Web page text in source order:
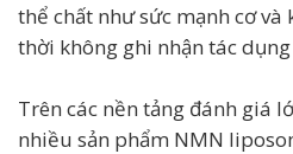
thể chất như sức mạnh cơ và
thời không ghi nhận tác
Trên các nền tảng đánh giá
nhiều sản phẩm NMN